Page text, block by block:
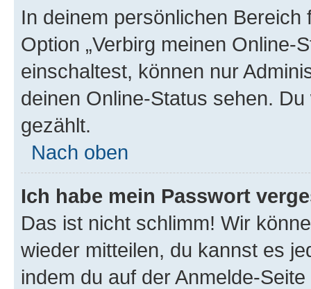
In deinem persönlichen
Option „Verbirg meinen Online-
einschaltest, können nur
deinen Online-Status sehen.
gezählt.
Nach oben
Ich habe mein Passwort
Das ist nicht schlimm! Wir
wieder mitteilen, du kannst es
indem du auf der Anmelde-